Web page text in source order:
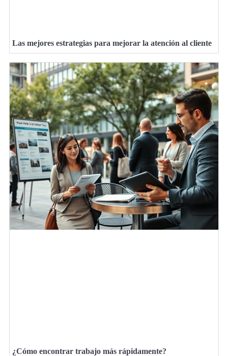
Las mejores estrategias para mejorar la atención al cliente
¿Cómo encontrar trabajo más rápidamente?